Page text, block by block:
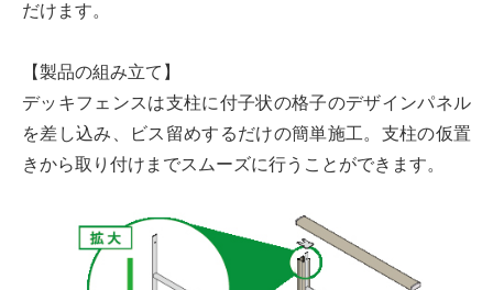
だけます。
【製品の組み立て】
デッキフェンスは支柱に付子状の格子のデザインパネル
を差し込み、ビス留めするだけの簡単施工。支柱の仮置
きから取り付けまでスムーズに行うことができます。